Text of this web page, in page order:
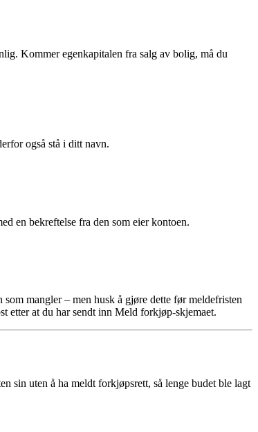
Kommer egenkapitalen fra salg av bolig, må du
også stå i ditt navn.
en bekreftelse fra den som eier kontoen.
mangler – men husk å gjøre dette før meldefristen
etter at du har sendt inn Meld forkjøp-skjemaet.
sin uten å ha meldt forkjøpsrett, så lenge budet ble lagt